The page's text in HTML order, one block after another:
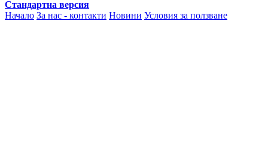
Стандартна версия
Начало За нас - контакти Новини Условия за ползване